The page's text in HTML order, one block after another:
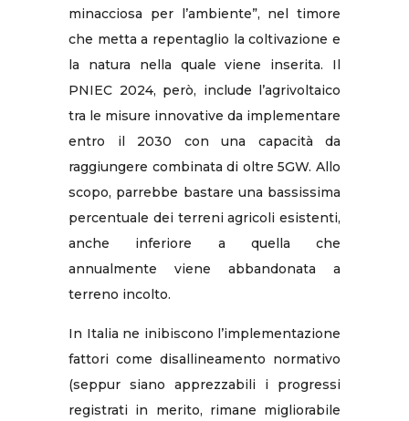
minacciosa per l’ambiente”, nel timore
che metta a repentaglio la coltivazione e
la natura nella quale viene inserita. Il
PNIEC 2024, però, include l’agrivoltaico
tra le misure innovative da implementare
entro il 2030 con una capacità da
raggiungere combinata di oltre 5GW. Allo
scopo, parrebbe bastare una bassissima
percentuale dei terreni agricoli esistenti,
anche inferiore a quella che
annualmente viene abbandonata a
terreno incolto.
In Italia ne inibiscono l’implementazione
fattori come disallineamento normativo
(seppur siano apprezzabili i progressi
registrati in merito, rimane migliorabile